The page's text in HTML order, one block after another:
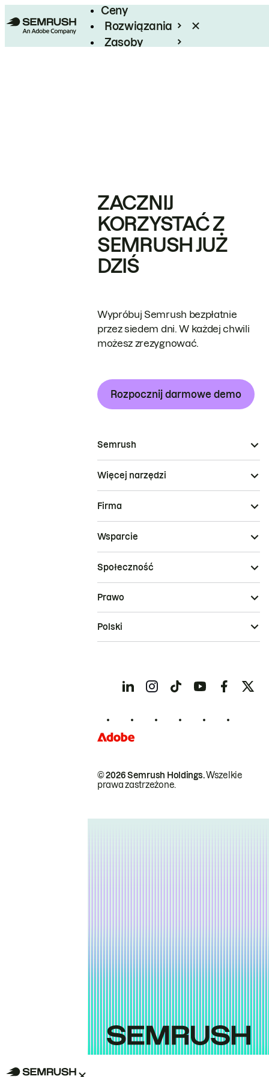
Ceny
Rozwiązania
Zasoby
ZACZNIJ
KORZYSTAĆ Z
SEMRUSH JUŻ
DZIŚ
Wypróbuj Semrush bezpłatnie
przez siedem dni. W każdej chwili
możesz zrezygnować.
Rozpocznij darmowe demo
Semrush
Więcej narzędzi
Firma
Wsparcie
Społeczność
© 2026 Semrush Holdings.Wszelkie
prawa zastrzeżone.
Prawo
Polski